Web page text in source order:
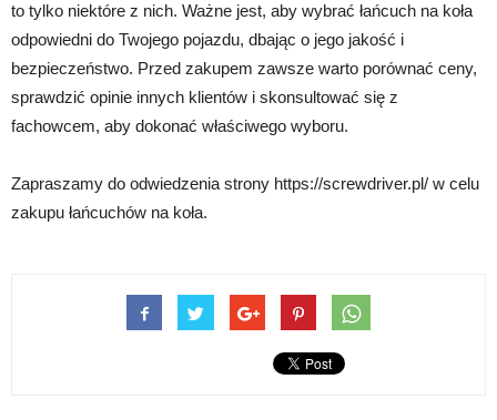
to tylko niektóre z nich. Ważne jest, aby wybrać łańcuch na koła
odpowiedni do Twojego pojazdu, dbając o jego jakość i
bezpieczeństwo. Przed zakupem zawsze warto porównać ceny,
sprawdzić opinie innych klientów i skonsultować się z
fachowcem, aby dokonać właściwego wyboru.
Zapraszamy do odwiedzenia strony https://screwdriver.pl/ w celu
zakupu łańcuchów na koła.